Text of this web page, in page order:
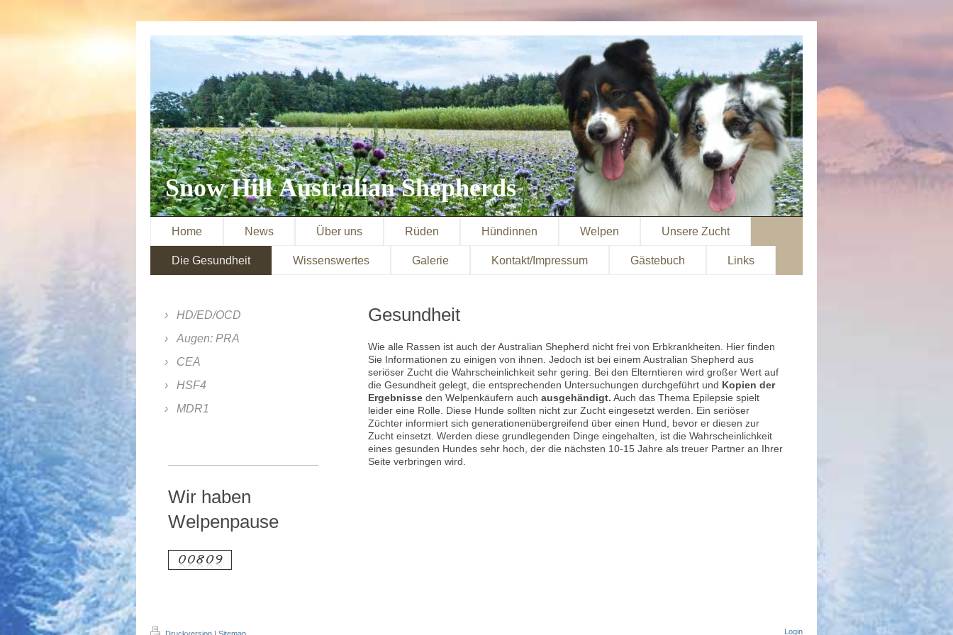
Snow Hill Australian Shepherds
Home News Über uns Rüden Hündinnen Welpen Unsere Zucht
Die Gesundheit Wissenswertes Galerie Kontakt/Impressum Gästebuch Links
Gesundheit
Wie alle Rassen ist auch der Australian Shepherd nicht frei von Erbkrankheiten. Hier finden
Sie Informationen zu einigen von ihnen. Jedoch ist bei einem Australian Shepherd aus
seriöser Zucht die Wahrscheinlichkeit sehr gering. Bei den Elterntieren wird großer Wert auf
die Gesundheit gelegt, die entsprechenden Untersuchungen durchgeführt und Kopien der
Ergebnisse den Welpenkäufern auchausgehändigt. Auch das Thema Epilepsie spielt
leider eine Rolle. Diese Hunde sollten nicht zur Zucht eingesetzt werden. Ein seriöser
Züchter informiert sich generationenübergreifend über einen Hund, bevor er diesen zur
Zucht einsetzt. Werden diese grundlegenden Dinge eingehalten, ist die Wahrscheinlichkeit
eines gesunden Hundes sehr hoch, der die nächsten 10-15 Jahre als treuer Partner an Ihrer
Seite verbringen wird.
HD/ED/OCD
Augen: PRA
CEA
HSF4
MDR1
Wir haben
Welpenpause
Login